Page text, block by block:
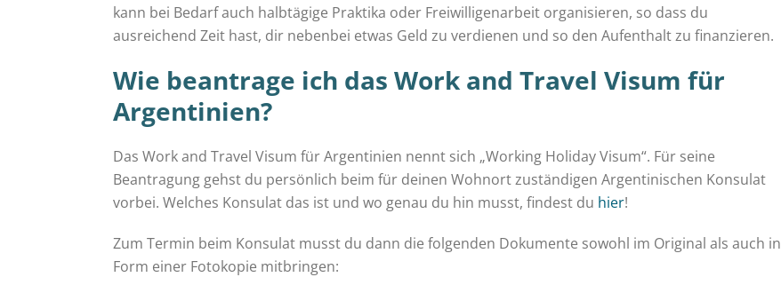
kann bei Bedarf auch halbtägige Praktika oder Freiwilligenarbeit organisieren, so dass du
ausreichend Zeit hast, dir nebenbei etwas Geld zu verdienen und so den Aufenthalt zu finanzieren.
Wie beantrage ich das Work and Travel Visum für
Argentinien?
Das Work and Travel Visum für Argentinien nennt sich „Working Holiday Visum“. Für seine
Beantragung gehst du persönlich beim für deinen Wohnort zuständigen Argentinischen Konsulat
vorbei. Welches Konsulat das ist und wo genau du hin musst, findest du hier!
Zum Termin beim Konsulat musst du dann die folgenden Dokumente sowohl im Original als auch in
Form einer Fotokopie mitbringen: